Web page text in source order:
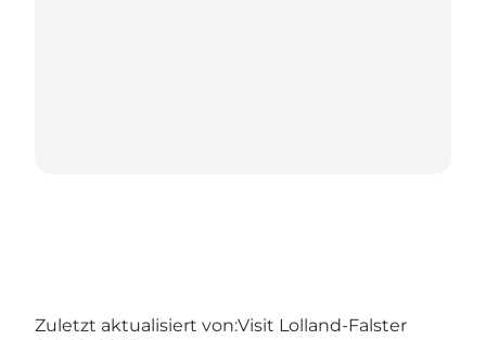
Zuletzt aktualisiert von:Visit Lolland-Falster